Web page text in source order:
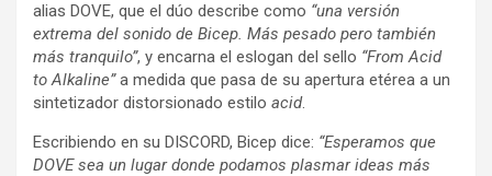
alias DOVE, que el dúo describe como “una versión
extrema del sonido de Bicep. Más pesado pero también
más tranquilo”, y encarna el eslogan del sello “From Acid
to Alkaline”a medida que pasa de su apertura etérea a un
sintetizador distorsionado estilo acid.
Escribiendo en su DISCORD, Bicep dice: “Esperamos que
DOVE sea un lugar donde podamos plasmar ideas más